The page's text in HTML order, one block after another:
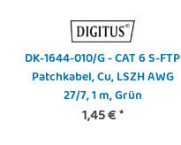
DK-1644-010/G - CAT 6 S-FTP
Patchkabel, Cu, LSZH AWG
27/7, 1 m, Grün
1,45 €*